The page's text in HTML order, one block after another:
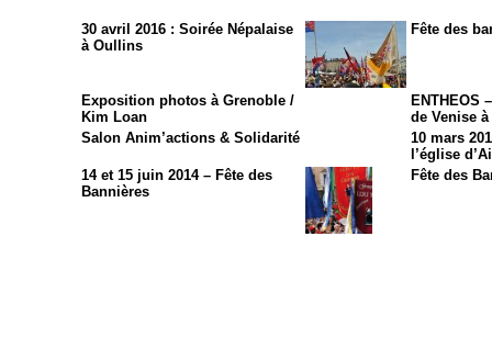
30 avril 2016 : Soirée Népalaise
à Oullins
Fête des
Exposition photos à Grenoble /
Kim Loan
ENTHEOS
de Venise
Salon Anim’actions & Solidarité
10 mars
l’église
14 et 15 juin 2014 – Fête des
Bannières
Fête des